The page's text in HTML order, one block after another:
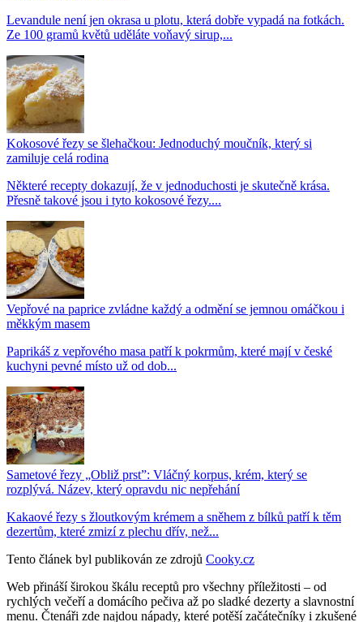
Levandule není jen okrasa u plotu, která dobře vypadá na fotkách.
Ze 100 gramů květů uděláte voňavý sirup,...
Kokosové řezy se šlehačkou: Jednoduchý moučník, který si
zamiluje celá rodina
Některé recepty dokazují, že v jednoduchosti je skutečně krása.
Přesně takové jsou i tyto kokosové řezy....
Vepřové na paprice zvládne každý a odmění se jemnou omáčkou i
měkkým masem
Paprikáš z vepřového masa patří k pokrmům, které mají v české
kuchyni pevné místo už od dob...
Sametové řezy „Obliž prst”: Vláčný korpus, krém, který se
rozplývá. Název, který opravdu nic nepřehání
Kakaové řezy s žloutkovým krémem a sněhem z bílků patří k těm
dezertům, které zmizí z plechu dřív, než...
Tento článek byl publikován ze zdrojů Cooky.cz
Web přináší širokou škálu receptů pro všechny příležitosti – od
rychlých večeří a domácího pečiva až po sladké dezerty a slavnostní
menu. Čtenáři zde najdou nápady, které potěší začátečníky i zkušené